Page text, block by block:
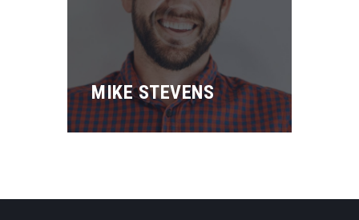
MIKE STEVENS